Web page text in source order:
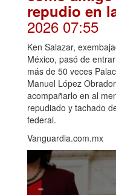
repudio en
2026 07:55
Ken Salazar,
México, pasó de
más de 50 veces
Manuel López
acompañarlo en al
repudiado y tachado
federal.
Vanguardia.com.mx